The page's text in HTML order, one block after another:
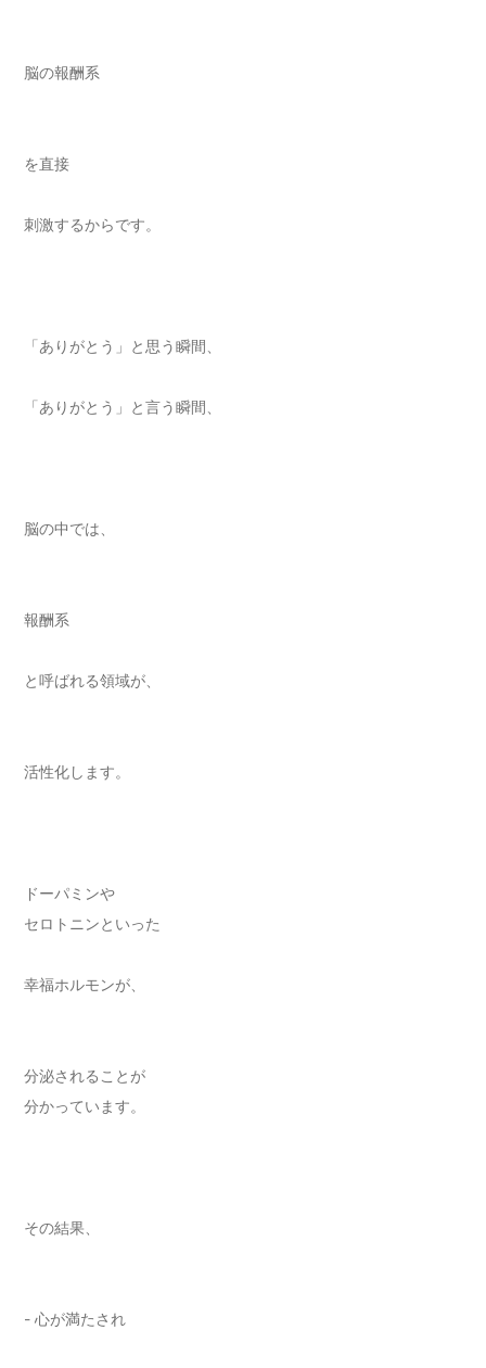
脳の報酬系
を直接
刺激するからです。
「ありがとう」と思う瞬間、
「ありがとう」と言う瞬間、
脳の中では、
報酬系
と呼ばれる領域が、
活性化します。
ドーパミンや
セロトニンといった
幸福ホルモンが、
分泌されることが
分かっています。
その結果、
- 心が満たされ